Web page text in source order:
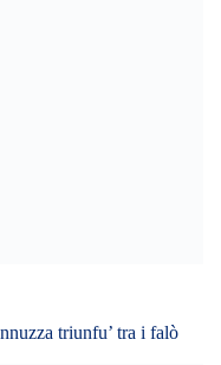
triunfu’ tra i falò